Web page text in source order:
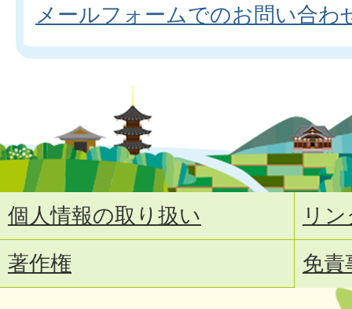
メールフォームでのお問い合わ
個人情報の取り扱い
リ
著作権
免責